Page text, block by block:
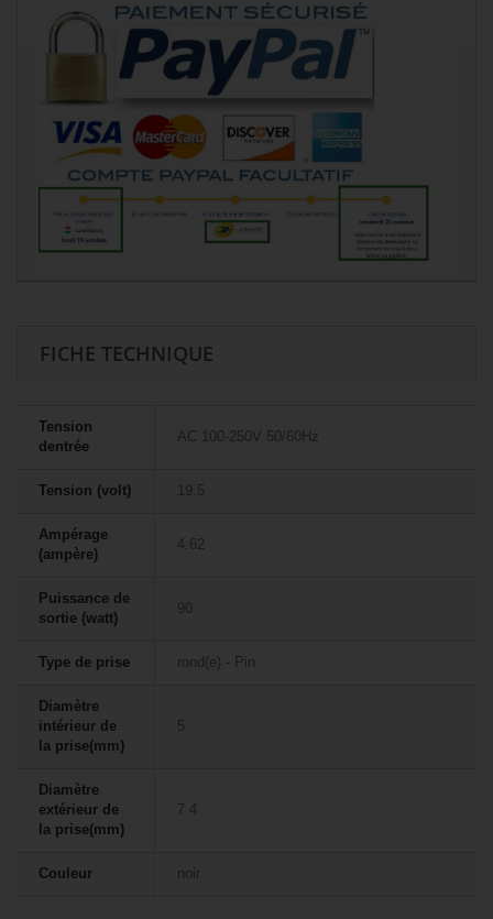
FICHE TECHNIQUE
Tension
dentrée
AC 100-250V 50/60Hz
Tension (volt) 19.5
Ampérage
(ampère)
4.62
Puissance de
sortie (watt)
90
Type de prise rond(e) - Pin
Diamètre
intérieur de
la prise(mm)
5
Diamètre
extérieur de
la prise(mm)
7.4
Couleur noir